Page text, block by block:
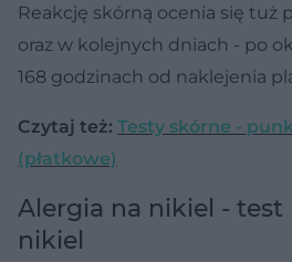
Reakcję skórną ocenia się tuż
oraz w kolejnych dniach - po
168 godzinach od naklejenia
Czytaj też: Testy skórne -
(płatkowe)
Alergia na nikiel -
nikiel